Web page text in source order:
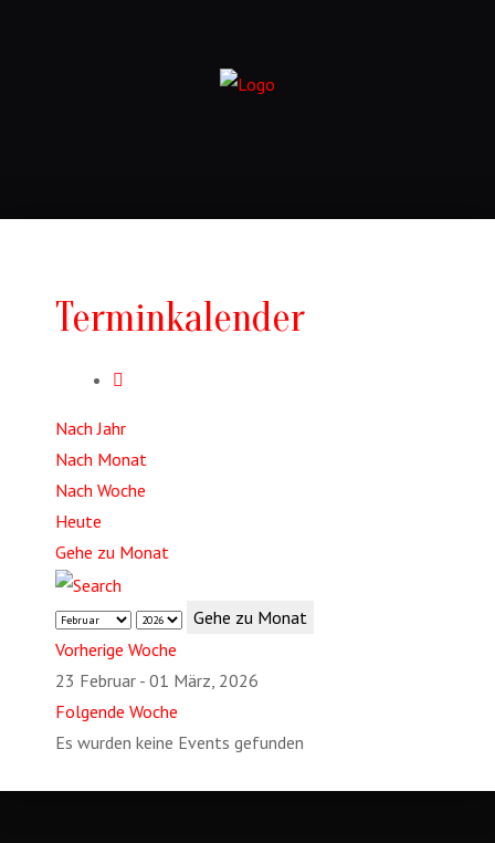
Terminkalender
Nach Jahr
Nach Monat
Nach Woche
Heute
Gehe zu Monat
Gehe zu Monat
Vorherige Woche
23 Februar - 01 März, 2026
Folgende Woche
Es wurden keine Events gefunden